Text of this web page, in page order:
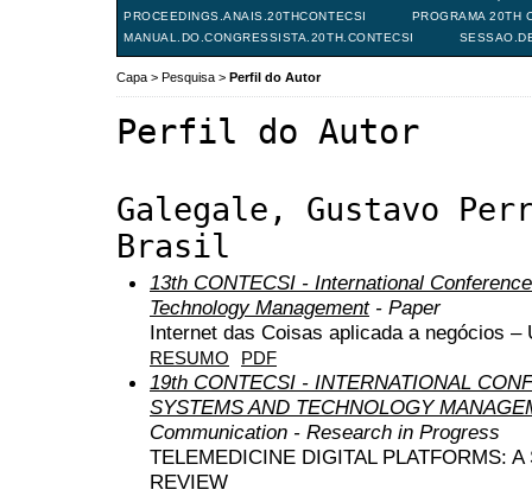
PROCEEDINGS.ANAIS.20THCONTECSI
PROGRAMA 20TH
MANUAL.DO.CONGRESSISTA.20TH.CONTECSI
Capa > Pesquisa > Perfil do Autor
Perfil do Autor
Galegale, Gustavo
Brasil
13th CONTECSI - International
Technology Management- Paper
Internet das Coisas aplicada a negócios –
RESUMO PDF
19th CONTECSI - INTERNATIONAL
SYSTEMS AND TECHNOLOGY
Communication - Research in Progress
TELEMEDICINE DIGITAL PLATFORMS:
REVIEW